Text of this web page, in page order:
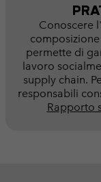
Conoscere
permette di
lavoro
supply chain.
responsabili
Rapporto